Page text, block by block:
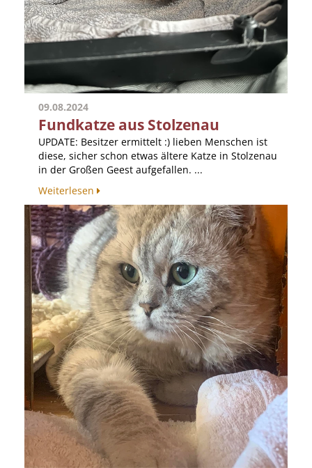
09.08.2024
Fundkatze aus Stolzenau
UPDATE: Besitzer ermittelt :) lieben Menschen ist
diese, sicher schon etwas ältere Katze in Stolzenau
in der Großen Geest aufgefallen. ...
Weiterlesen